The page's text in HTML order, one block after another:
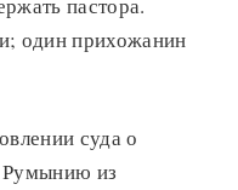
пастора.
один прихожанин
суда о
Румынию из